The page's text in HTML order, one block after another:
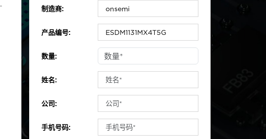
制造商:
产品编号:
数量:
姓名:
公司:
手机号码: